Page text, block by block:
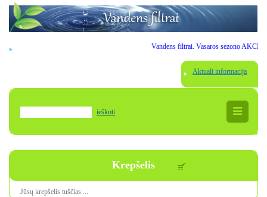
Vandens filtrai. Vasaros sezono
Aktuali informacija
ieškoti
Krepšelis
Jūsų krepšelis tuščias ...